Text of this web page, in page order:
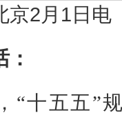
2月1日
十五五”规